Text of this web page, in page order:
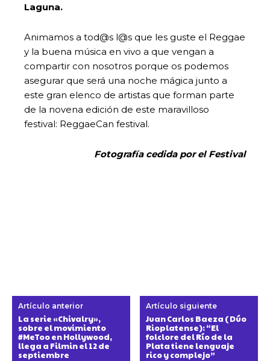
Laguna.
Animamos a tod@s l@s que les guste el Reggae
y la buena música en vivo a que vengan a
compartir con nosotros porque os podemos
asegurar que será una noche mágica junto a
este gran elenco de artistas que forman parte
de la novena edición de este maravilloso
festival: ReggaeCan festival.
Fotografía cedida por el Festival
Artículo anterior
La serie «Chivalry»,
sobre el movimiento
#MeToo en Hollywood,
llega a Filmin el 12 de
septiembre
Artículo siguiente
Juan Carlos Baeza (Dúo
Rioplatense): “El
folclore del Río de la
Plata tiene lenguaje
rico y complejo”